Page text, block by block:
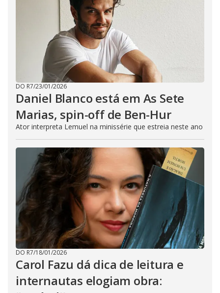
DO R7/23/01/2026
Daniel Blanco está em As Sete
Marias, spin-off de Ben-Hur
Ator interpreta Lemuel na minissérie que estreia neste ano
DO R7/18/01/2026
Carol Fazu dá dica de leitura e
internautas elogiam obra: